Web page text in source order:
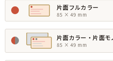
片面フルカラー
85 × 49 mm
片面カラー・片面モ
85 × 49 mm